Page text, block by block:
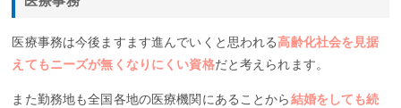
医療事務は今後ますます進んでいくと思われる高齢化社会を見据
えてもニーズが無くなりにくい資格だと考えられます。
また勤務地も全国各地の医療機関にあることから結婚をしても続